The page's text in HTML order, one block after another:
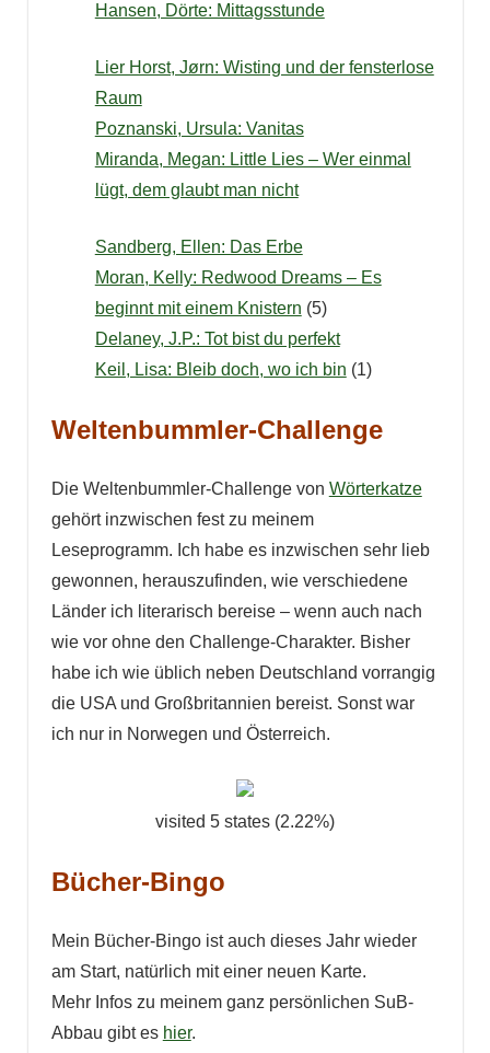
Hansen, Dörte: Mittagsstunde
Lier Horst, Jørn: Wisting und der fensterlose
Raum
Poznanski, Ursula: Vanitas
Miranda, Megan: Little Lies – Wer einmal
lügt, dem glaubt man nicht
Sandberg, Ellen: Das Erbe
Moran, Kelly: Redwood Dreams – Es
beginnt mit einem Knistern (5)
Delaney, J.P.: Tot bist du perfekt
Keil, Lisa: Bleib doch, wo ich bin (1)
Weltenbummler-Challenge
Die Weltenbummler-Challenge von Wörterkatze
gehört inzwischen fest zu meinem
Leseprogramm. Ich habe es inzwischen sehr lieb
gewonnen, herauszufinden, wie verschiedene
Länder ich literarisch bereise – wenn auch nach
wie vor ohne den Challenge-Charakter. Bisher
habe ich wie üblich neben Deutschland vorrangig
die USA und Großbritannien bereist. Sonst war
ich nur in Norwegen und Österreich.
visited 5 states (2.22%)
Bücher-Bingo
Mein Bücher-Bingo ist auch dieses Jahr wieder
am Start, natürlich mit einer neuen Karte.
Mehr Infos zu meinem ganz persönlichen SuB-
Abbau gibt es hier.